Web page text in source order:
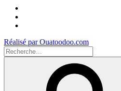
Réalisé par Ouatoodoo.com
Recherche
pour